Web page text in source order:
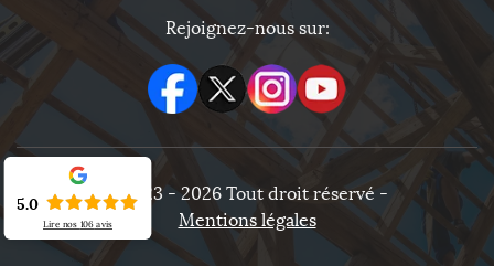
Rejoignez-nous sur:
©2023 - 2026 Tout droit réservé -
Mentions légales
5.0
Lire nos 106 avis